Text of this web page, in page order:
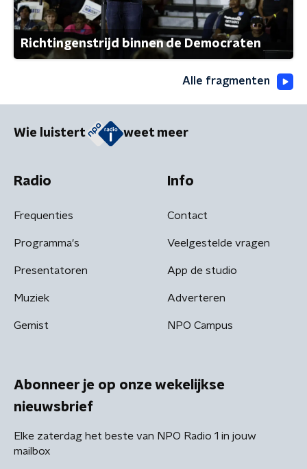
Richtingenstrijd binnen de Democraten
Alle fragmenten
Wie luistert weet meer
Radio
Frequenties
Programma's
Presentatoren
Muziek
Gemist
Info
Contact
Veelgestelde vragen
App de studio
Adverteren
NPO Campus
Abonneer je op onze wekelijkse
nieuwsbrief
Elke zaterdag het beste van NPO Radio 1 in jouw
mailbox